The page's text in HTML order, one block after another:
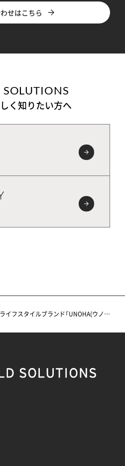
せはこちら
く知りたい方へ
ライフスタイルブランド「UNOHA(ウノハ)」ルミネ新宿 ルミネ2で長期ポップアップストアを開催 ～2024年1月末までの半年間～